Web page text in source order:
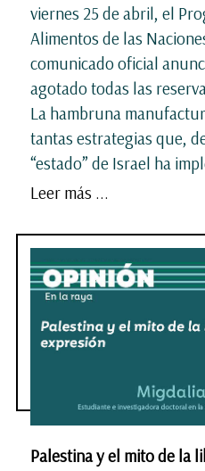
viernes 25 de abril, el
Alimentos de las
comunicado oficial
agotado todas las
La hambruna
tantas estrategias que,
“estado” de Israel ha
Leer más ...
Palestina y el mito de la